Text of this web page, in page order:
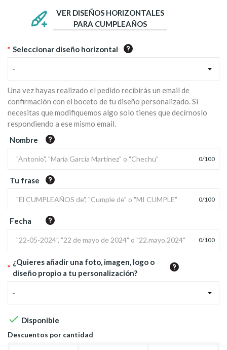
VER DISEÑOS HORIZONTALES
PARA CUMPLEAÑOS
* Seleccionar diseño horizontal
-
Una vez hayas realizado el pedido recibirás un email de
confirmación con el boceto de tu diseño personalizado. Si
necesitas que modifiquemos algo solo tienes que decírnoslo
respondiendo a ese mismo email.
Nombre
0/100
Tu frase
0/100
Fecha
0/100
*
¿Quieres añadir una foto, imagen, logo o
diseño propio a tu personalización?
-
 Disponible
Descuentos por cantidad